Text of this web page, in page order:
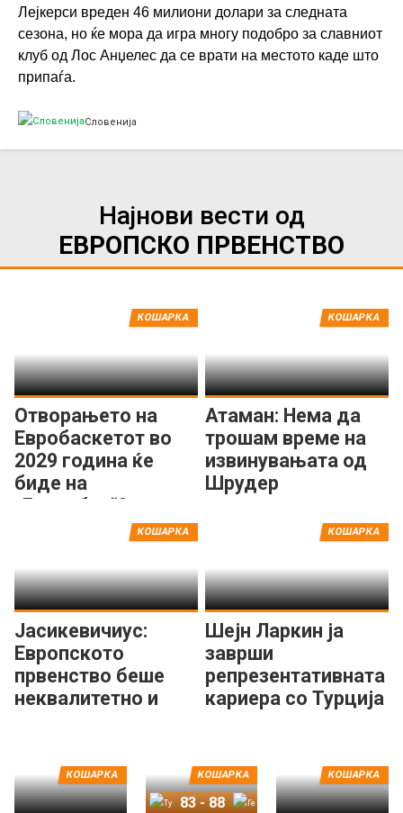
Лејкерси вреден 46 милиони долари за следната
сезона, но ќе мора да игра многу подобро за славниот
клуб од Лос Анџелес да се врати на местото каде што
припаѓа.
Словенија
Најнови вести од
ЕВРОПСКО ПРВЕНСТВО
Отворањето на
Евробаскетот во
2029 година ќе
биде на
„Бернабеу“?
КОШАРКА
Атаман: Нема да
трошам време на
извинувањата од
Шрудер
КОШАРКА
Јасикевичиус:
Европското
првенство беше
неквалитетно и
КОШАРКА
Шејн Ларкин ја
заврши
репрезентативната
кариера со Турција
КОШАРКА
КОШАРКА КОШАРКА
83- 88
КОШАРКА